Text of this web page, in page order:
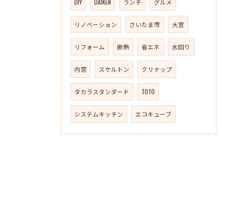
DIY DAIKEN ランチ グルメ
リノベーション さいたま市 大宮
リフォーム 断熱 省エネ 水回り
内窓 スケルトン クリナップ
タカラスタンダード TOTO
システムキッチン エコキューブ